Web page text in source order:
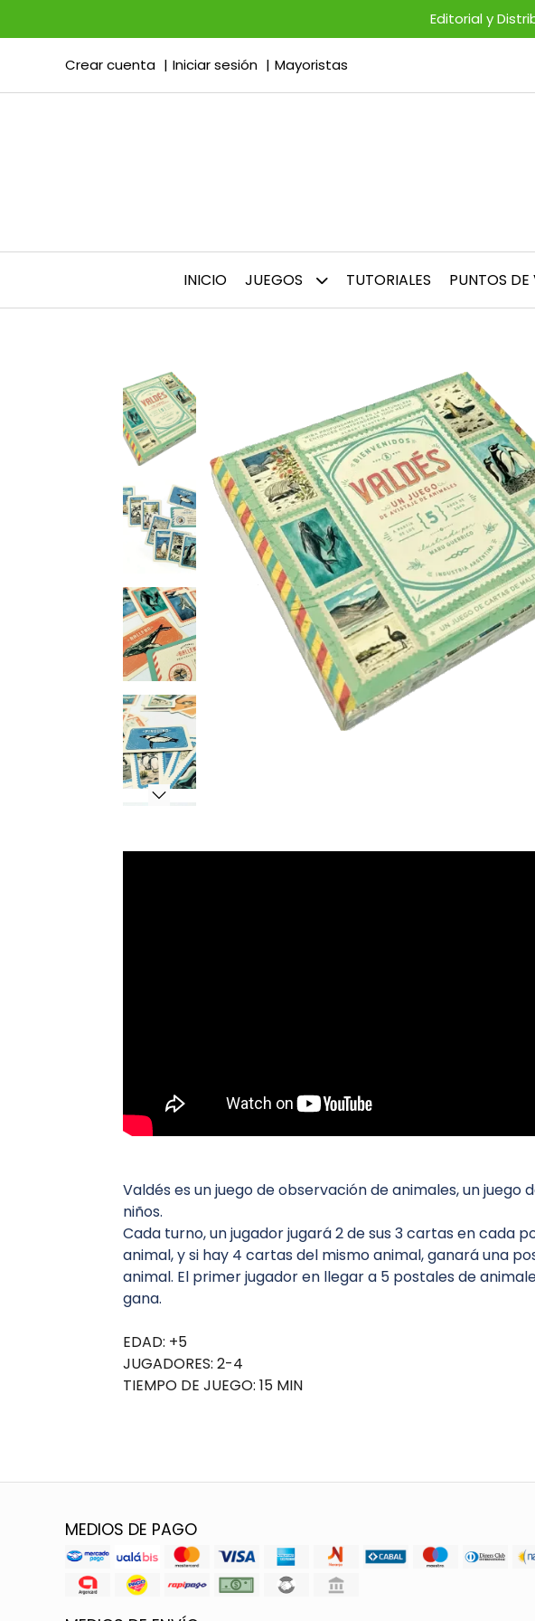
Editorial y
Crear cuenta Iniciar sesión Mayoristas
INICIO JUEGOS TUTORIALES PUNTOS DE
Valdés es un juego de observación de animales, un juego
niños.
Cada turno, un jugador jugará 2 de sus 3 cartas en cada
animal, y si hay 4 cartas del mismo animal, ganará una
animal. El primer jugador en llegar a 5 postales de
gana.
EDAD: +5
JUGADORES: 2-4
TIEMPO DE JUEGO: 15 MIN
MEDIOS DE PAGO